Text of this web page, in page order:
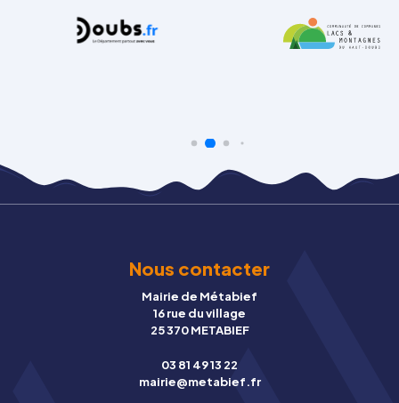
Nous contacter
Mairie de Métabief
16 rue du village
25 370 METABIEF
03 81 49 13 22
mairie@metabief.fr